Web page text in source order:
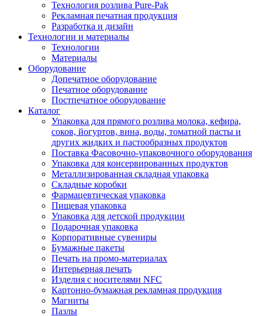
Технология розлива Pure-Pak
Рекламная печатная продукция
Разработка и дизайн
Технологии и материалы
Технологии
Материалы
Оборудование
Допечатное оборудование
Печатное оборудование
Постпечатное оборудование
Каталог
Упаковка для прямого розлива молока, кефира,
соков, йогуртов, вина, воды, томатной пасты и
других жидких и пастообразных продуктов
Поставка Фасовочно-упаковочного оборудования
Упаковка для консервированных продуктов
Металлизированная складная упаковка
Складные коробки
Фармацевтическая упаковка
Пищевая упаковка
Упаковка для детской продукции
Подарочная упаковка
Корпоративные сувениры
Бумажные пакеты
Печать на промо-материалах
Интерьерная печать
Изделия с носителями NFC
Картонно-бумажная рекламная продукция
Магниты
Пазлы